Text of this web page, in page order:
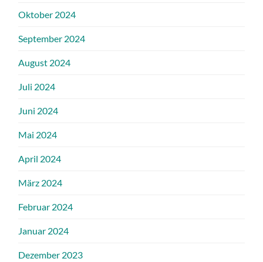
Oktober 2024
September 2024
August 2024
Juli 2024
Juni 2024
Mai 2024
April 2024
März 2024
Februar 2024
Januar 2024
Dezember 2023